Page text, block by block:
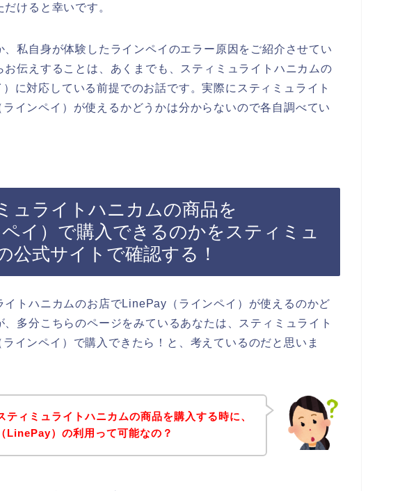
けると幸いです。
私自身が体験したラインペイのエラー原因をご紹介させてい
伝えすることは、あくまでも、スティミュライトハニカムの
に対応している前提でのお話です。実際にスティミュライト
インペイ）が使えるかどうかは分からないので各自調べてい
ュライトハニカムの商品を
イ）で購入できるのかをスティミュ
公式サイトで確認する！
イトハニカムのお店でLinePay（ラインペイ）が使えるのかど
、多分こちらのページをみているあなたは、スティミュライト
インペイ）で購入できたら！と、考えているのだと思いま
ティミュライトハニカムの商品を購入する時に、
LinePay）の利用って可能なの？